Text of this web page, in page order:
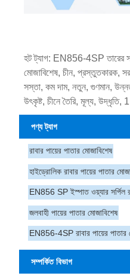
হট ট্যাগ: EN856-4SP তারের
মোজাবিশেষ, চীন, প্রস্তুতকারক,
সস্তা, কম দাম, নতুন, গুণমান,
উৎকৃষ্ট, চীনে তৈরি, মূল্য, উদ্ধৃতি, 1
পণ্য ট্যাগ
রাবার পায়ের পাতার মোজাবিশেষ
হাইড্রোলিক রাবার পায়ের পাতার
EN856 SP ইস্পাত ওয়্যার সর্পিল
জলবাহী পায়ের পাতার মোজাবিশেষ
EN856-4SP রাবার পায়ের পাতার
সম্পর্কিত বিভাগ